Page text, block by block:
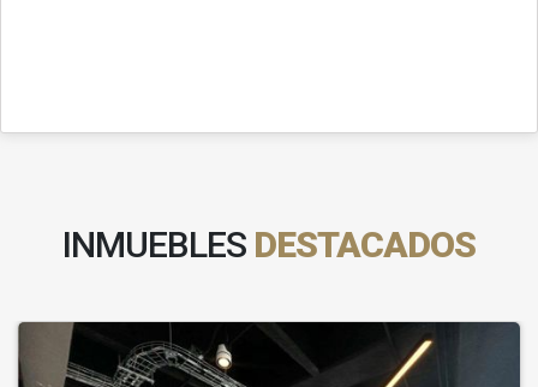
INMUEBLES DESTACADOS